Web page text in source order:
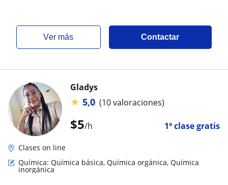
ver más Contactar
$5/h 1ª clase gratis
Gladys
★ 5,0 (10 valoraciones)
Clases on line
Química: Química básica, Química orgánica, Química
inorgánica